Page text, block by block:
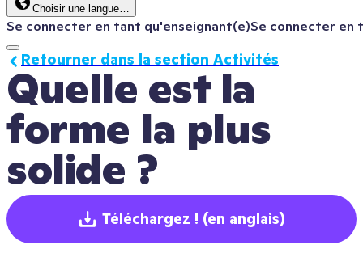
Choisir une langue…
Se connecter en tant qu'enseignant(e)Se connecter en
Quelle est la
forme la plus
solide ?
Retourner dans la section Activités
Téléchargez ! (en anglais)